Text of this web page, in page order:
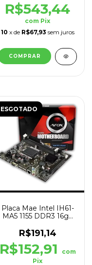
R$543,44
com Pix
10 x de R$67,93 sem juros
ESGOTADO
Placa Mae Intel IH61-
MA5 1155 DDR3 16gb
R$191,14
R$152,91
com
Pix